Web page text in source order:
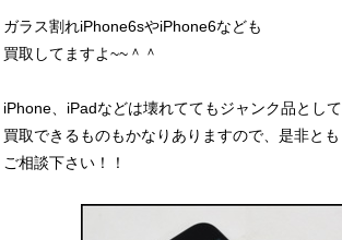
ガラス割れiPhone6sやiPhone6なども
買取してますよ~~＾＾
iPhone、iPadなどは壊れててもジャンク品として
買取できるものもかなりありますので、是非とも
ご相談下さい！！